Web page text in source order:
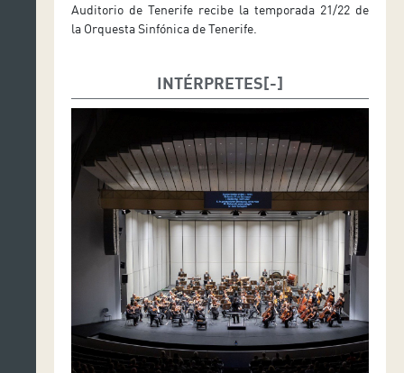
Auditorio de Tenerife recibe la temporada 21/22 de
la Orquesta Sinfónica de Tenerife.
INTÉRPRETES